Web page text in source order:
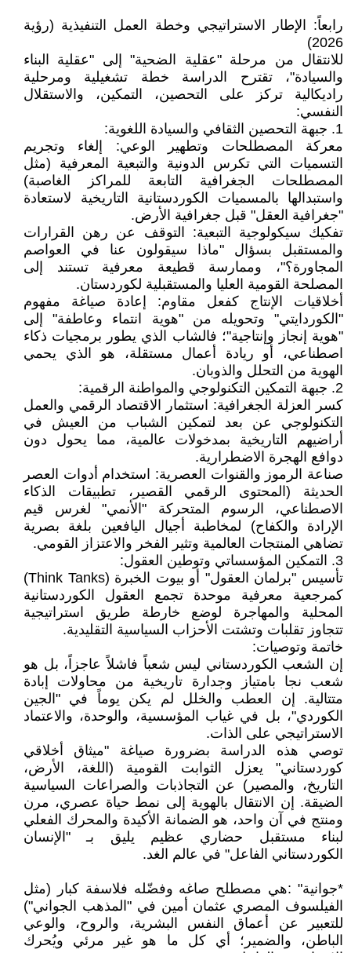
رابعاً: الإطار الاستراتيجي وخطة العمل التنفيذية (رؤية
2026)
للانتقال من مرحلة "عقلية الضحية" إلى "عقلية البناء
والسيادة"، تقترح الدراسة خطة تشغيلية ومرحلية
راديكالية تركز على التحصين، التمكين، والاستقلال
النفسي:
1. جبهة التحصين الثقافي والسيادة اللغوية:
معركة المصطلحات وتطهير الوعي: إلغاء وتجريم
التسميات التي تكرس الدونية والتبعية المعرفية (مثل
المصطلحات الجغرافية التابعة للمراكز الغاصبة)
واستبدالها بالمسميات الكوردستانية التاريخية لاستعادة
"جغرافية العقل" قبل جغرافية الأرض.
تفكيك سيكولوجية التبعية: التوقف عن رهن القرارات
والمستقبل بسؤال "ماذا سيقولون عنا في العواصم
المجاورة؟"، وممارسة قطيعة معرفية تستند إلى
المصلحة القومية العليا والمستقبلية لكوردستان.
أخلاقيات الإنتاج كفعل مقاوم: إعادة صياغة مفهوم
"الكوردايتي" وتحويله من "هوية انتماء وعاطفة" إلى
"هوية إنجاز وإنتاجية"؛ فالشاب الذي يطور برمجيات ذكاء
اصطناعي، أو ريادة أعمال مستقلة، هو الذي يحمي
الهوية من التحلل والذوبان.
2. جبهة التمكين التكنولوجي والمواطنة الرقمية:
كسر العزلة الجغرافية: استثمار الاقتصاد الرقمي والعمل
التكنولوجي عن بعد لتمكين الشباب من العيش في
أراضيهم التاريخية بمدخولات عالمية، مما يحول دون
دوافع الهجرة الاضطرارية.
صناعة الرموز والقنوات العصرية: استخدام أدوات العصر
الحديثة (المحتوى الرقمي القصير، تطبيقات الذكاء
الاصطناعي، الرسوم المتحركة "الأنمي" لغرس قيم
الإرادة والكفاح) لمخاطبة أجيال اليافعين بلغة بصرية
تضاهي المنتجات العالمية وتثير الفخر والاعتزاز القومي.
3. التمكين المؤسساتي وتوطين العقول:
تأسيس "برلمان العقول" أو بيوت الخبرة (Think Tanks)
كمرجعية معرفية موحدة تجمع العقول الكوردستانية
المحلية والمهاجرة لوضع خارطة طريق استراتيجية
تتجاوز تقلبات وتشتت الأحزاب السياسية التقليدية.
خاتمة وتوصيات:
إن الشعب الكوردستاني ليس شعباً فاشلاً عاجزاً، بل هو
شعب نجا بامتياز وجدارة تاريخية من محاولات إبادة
متتالية. إن العطب والخلل لم يكن يوماً في "الجين
الكوردي"، بل في غياب المؤسسية، والوحدة، والاعتماد
الاستراتيجي على الذات.
توصي هذه الدراسة بضرورة صياغة "ميثاق أخلاقي
كوردستاني" يعزل الثوابت القومية (اللغة، الأرض،
التاريخ، والمصير) عن التجاذبات والصراعات السياسية
الضيقة. إن الانتقال بالهوية إلى نمط حياة عصري، مرن
ومنتج في آن واحد، هو الضمانة الأكيدة والمحرك الفعلي
لبناء مستقبل حضاري عظيم يليق بـ "الإنسان
الكوردستاني الفاعل" في عالم الغد.
*جوانية" :هي مصطلح صاغه وفضّله فلاسفة كبار (مثل
الفيلسوف المصري عثمان أمين في "المذهب الجواني")
للتعبير عن أعماق النفس البشرية، والروح، والوعي
الباطن، والضمير؛ أي كل ما هو غير مرئي ويُحرك